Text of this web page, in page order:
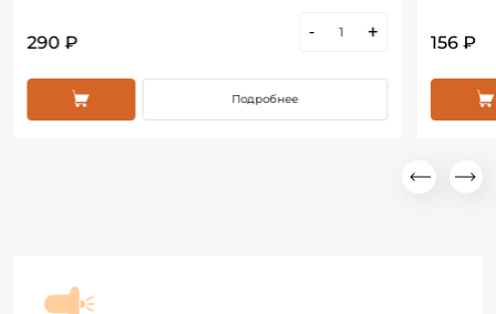
290 ₽
- +
Подробнее
156 ₽